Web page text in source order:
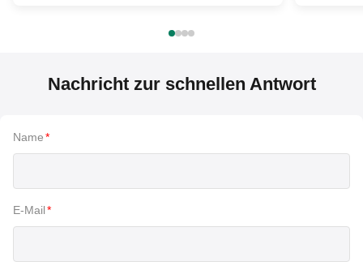
Nachricht zur schnellen Antwort
Name*
E-Mail*